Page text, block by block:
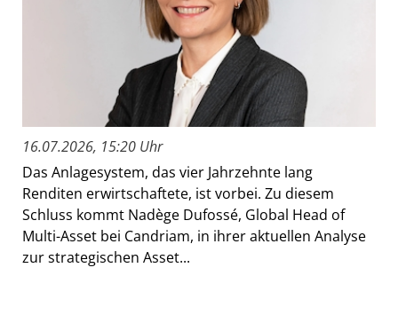
16.07.2026, 15:20 Uhr
Das Anlagesystem, das vier Jahrzehnte lang
Renditen erwirtschaftete, ist vorbei. Zu diesem
Schluss kommt Nadège Dufossé, Global Head of
Multi-Asset bei Candriam, in ihrer aktuellen Analyse
zur strategischen Asset...